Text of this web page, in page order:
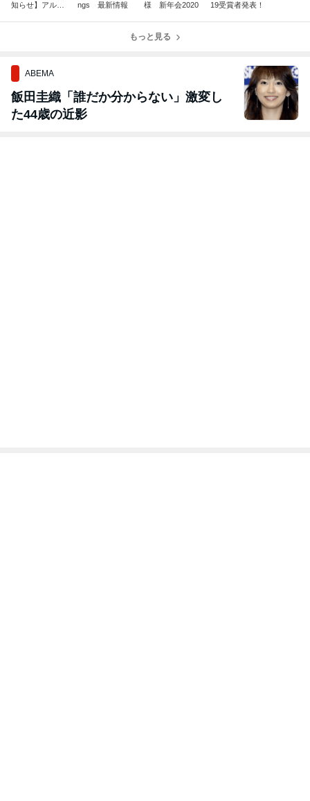
知らせ】アル
ngs 最新情報
様 新年会2020
19受賞者発表！
もっと見る
ABEMA
飯田圭織「誰だか分からない」激変し
た44歳の近影